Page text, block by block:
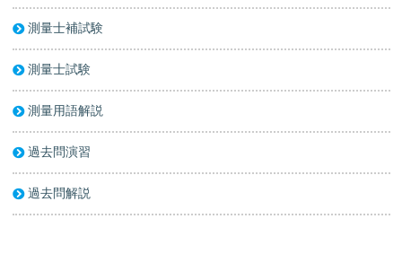
測量士補試験
測量士試験
測量用語解説
過去問演習
過去問解説